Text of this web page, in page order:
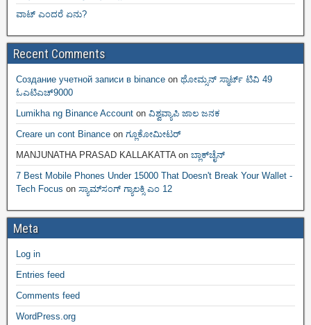
ವಾಟ್ ಎಂದರೆ ಏನು?
Recent Comments
Создание учетной записи в binance on ಥೋಮ್ಸನ್ ಸ್ಮಾರ್ಟ್‌ ಟಿವಿ 49
ಓಎಟಿಎಚ್9000
Lumikha ng Binance Account on ವಿಶ್ವವ್ಯಾಪಿ ಜಾಲ ಜನಕ
Creare un cont Binance on ಗ್ಲೂಕೋಮೀಟರ್
MANJUNATHA PRASAD KALLAKATTAon ಬ್ಲಾಕ್‌ಚೈನ್‌
7 Best Mobile Phones Under 15000 That Doesn't Break Your Wallet -
Tech Focus on ಸ್ಯಾಮ್‌ಸಂಗ್ ಗ್ಯಾಲಕ್ಸಿ ಎಂ 12
Meta
Log in
Entries feed
Comments feed
WordPress.org